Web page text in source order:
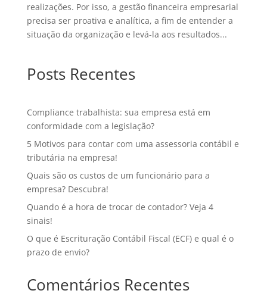
realizações. Por isso, a gestão financeira empresarial
precisa ser proativa e analítica, a fim de entender a
situação da organização e levá-la aos resultados...
Posts Recentes
Compliance trabalhista: sua empresa está em
conformidade com a legislação?
5 Motivos para contar com uma assessoria contábil e
tributária na empresa!
Quais são os custos de um funcionário para a
empresa? Descubra!
Quando é a hora de trocar de contador? Veja 4
sinais!
O que é Escrituração Contábil Fiscal (ECF) e qual é o
prazo de envio?
Comentários Recentes